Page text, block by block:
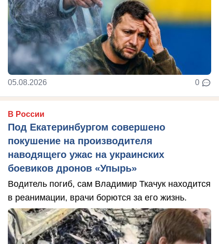
05.08.2026 0
В России
Под Екатеринбургом совершено
покушение на производителя
наводящего ужас на украинских
боевиков дронов «Упырь»
Водитель погиб, сам Владимир Ткачук находится
в реанимации, врачи борются за его жизнь.